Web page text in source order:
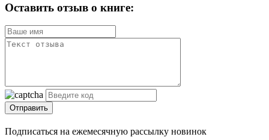
Оставить отзыв о книге:
Отправить
Подписаться на ежемесячную рассылку новинок